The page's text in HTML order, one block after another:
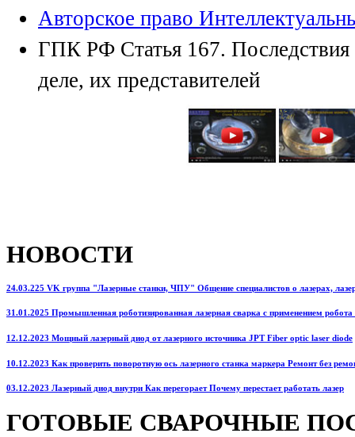
Авторское право
ГПК РФ Статья 167. Последствия
деле, их представителей
НОВОСТИ
24.03.225 VK группа "Лазерные станки, ЧПУ" Общение специалистов о лазерах,
31.01.2025 Промышленная роботизированная лазерная сварка с применением
12.12.2023 Мощный лазерный диод от лазерного источника JPT Fiber optic laser diode
10.12.2023 Как проверить поворотную ось лазерного станка маркера Ремонт без
03.12.2023 Лазерный диод внутри Как перегорает Почему перестает работать лазер
ГОТОВЫЕ СВАРОЧНЫЕ